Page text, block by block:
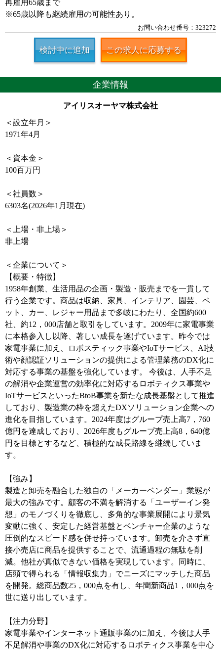
再雇用65歳まで
※65歳以降も継続雇用の可能性あり。
お問い合わせ番号：323272
検討中に追加 この求人に応募する
企業情報
アイリスオーヤマ株式会社
＜設立年月＞
1971年4月
＜資本金＞
100百万円
＜社員数＞
6303名(2026年1月現在)
＜上場・非上場＞
非上場
＜企業について＞
【概要・特徴】
1958年創業、生活用品の企画・製造・販売までを一貫して
行う企業です。商品は収納、家具、インテリア、園芸、ペ
ット、カー、レジャー用品まで多岐にわたり、全国約600
社、約12，000店舗と取引をしています。2009年に家電事業
に本格参入し以降、著しい成長を遂げています。昨今では
家電事業に加え、ロボスティック事業やIoTサービス、AI技
術や顔認証ソリューションの提供による管理業務のDX化に
対応する事業の基盤を強化しています。 今後は、人手不足
の解消や企業運営の効率化に対応するロボティクス事業や
IoTサービスといったBtoB事業を新たな成長基盤として推進
しており、製造業の枠を超えたDXソリューション企業への
進化を目指しています。2024年度はグループ売上高7，760
億円を達成しており、2026年度もグループ売上高8，640億
円を目標とするなど、積極的な成長路線を継続していま
す。
【強み】
製造と卸売を融合した独自の「メーカーベンダー」業態が
最大の強みです。顧客の不満を解消する「ユーザーイン発
想」のモノづくりを徹底し、多角的な事業展開により景気
変動に強く、安定した経営基盤とベンチャー企業のような
圧倒的なスピード感を併せ持っています。卸売を介さず直
接小売店に商品を提供することで、流通過程の無駄を削
減。他社が真似できない価格を実現しています。同時に、
店頭で得られる「情報収集力」でニーズにマッチした商品
を開発。総商品数25，000点を有し、年間新商品1，000点を
世に送り出しています。
【注力分野】
家電事業やインターネット通販事業のに加え、今後は人手
不足解消や事業のDX化に対応するロボティクス事業を中心